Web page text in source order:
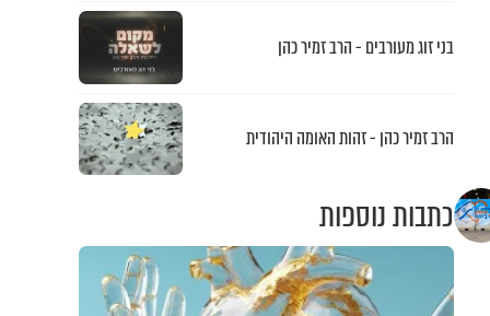
בני זוג מעורבים - הרב זמיר כהן
הרב זמיר כהן - זהות האומה היהודית
כתבות נוספות